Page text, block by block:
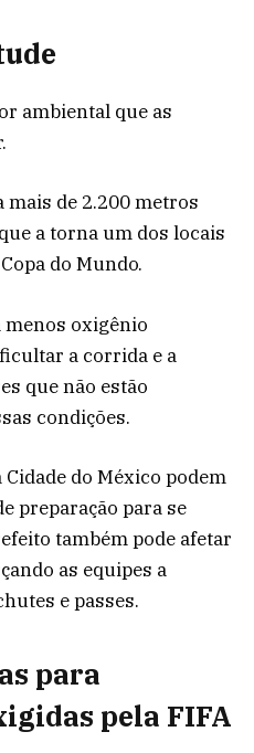
ambiental que as
mais de 2.200 metros
a torna um dos locais
do Mundo.
menos oxigênio
a corrida e a
que não estão
condições.
do México podem
preparação para se
também pode afetar
as equipes a
e passes.
para
pela FIFA